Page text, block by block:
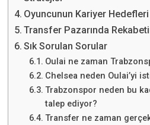
Oyuncunun Kariyer
Transfer Pazarında
Sık Sorulan Sorular
Oulai ne zaman
Chelsea neden Oulai’yi
Trabzonspor neden bu
talep ediyor?
Transfer ne zaman